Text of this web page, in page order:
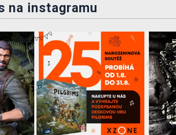
na instagramu